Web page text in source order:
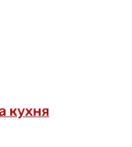
кухня